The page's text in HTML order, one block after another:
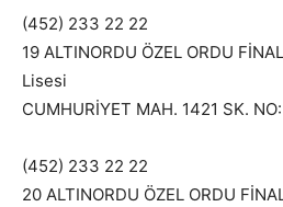
(452) 233 22 22
19 ALTINORDU ÖZEL ORDU
Lisesi
CUMHURİYET MAH. 1421 SK.
(452) 233 22 22
20 ALTINORDU ÖZEL ORDU